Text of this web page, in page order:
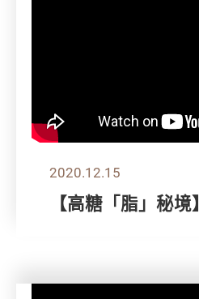
2020.12.15
【高糖「脂」秘境】